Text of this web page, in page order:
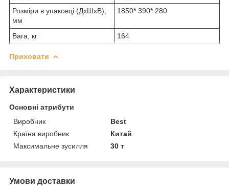
Розміри в упаковці (ДхШхВ),
мм
1850* 390* 280
Вага, кг 164
Приховати
Характеристики
Основні атрибути
Виробник
Best
Країна виробник
Китай
Максимальне зусилля
30 т
Умови доставки